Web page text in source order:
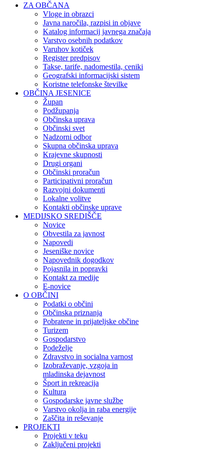
ZA OBČANA
Vloge in obrazci
Javna naročila, razpisi in objave
Katalog informacij javnega značaja
Varstvo osebnih podatkov
Varuhov kotiček
Register predpisov
Takse, tarife, nadomestila, ceniki
Geografski informacijski sistem
Koristne telefonske številke
OBČINA JESENICE
Župan
Podžupanja
Občinska uprava
Občinski svet
Nadzorni odbor
Skupna občinska uprava
Krajevne skupnosti
Drugi organi
Občinski proračun
Participativni proračun
Razvojni dokumenti
Lokalne volitve
Kontakti občinske uprave
MEDIJSKO SREDIŠČE
Novice
Obvestila za javnost
Napovedi
Jeseniške novice
Napovednik dogodkov
Pojasnila in popravki
Kontakt za medije
E-novice
O OBČINI
Podatki o občini
Občinska priznanja
Pobratene in prijateljske občine
Turizem
Gospodarstvo
Podeželje
Zdravstvo in socialna varnost
Izobraževanje, vzgoja in
mladinska dejavnost
Šport in rekreacija
Kultura
Gospodarske javne službe
Varstvo okolja in raba energije
Zaščita in reševanje
PROJEKTI
Projekti v teku
Zaključeni projekti